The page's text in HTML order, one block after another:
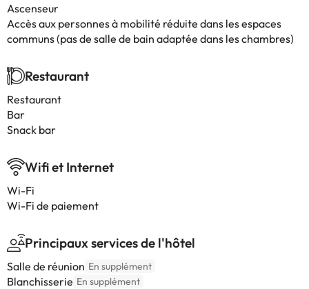
Ascenseur
Accès aux personnes à mobilité réduite dans les espaces
communs (pas de salle de bain adaptée dans les chambres)
Restaurant
Restaurant
Bar
Snack bar
Wifi et Internet
Wi-Fi
Wi-Fi de paiement
Principaux services de l'hôtel
Salle de réunion En supplément
Blanchisserie En supplément